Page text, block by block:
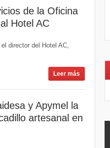
de la Oficina
Hotel AC
director del Hotel AC,
Leer más
y Apymel la
artesanal en